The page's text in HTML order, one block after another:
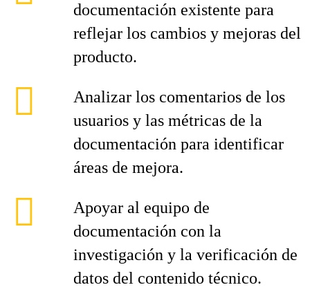
documentación existente para
reflejar los cambios y mejoras del
producto.
Analizar los comentarios de los
usuarios y las métricas de la
documentación para identificar
áreas de mejora.
Apoyar al equipo de
documentación con la
investigación y la verificación de
datos del contenido técnico.